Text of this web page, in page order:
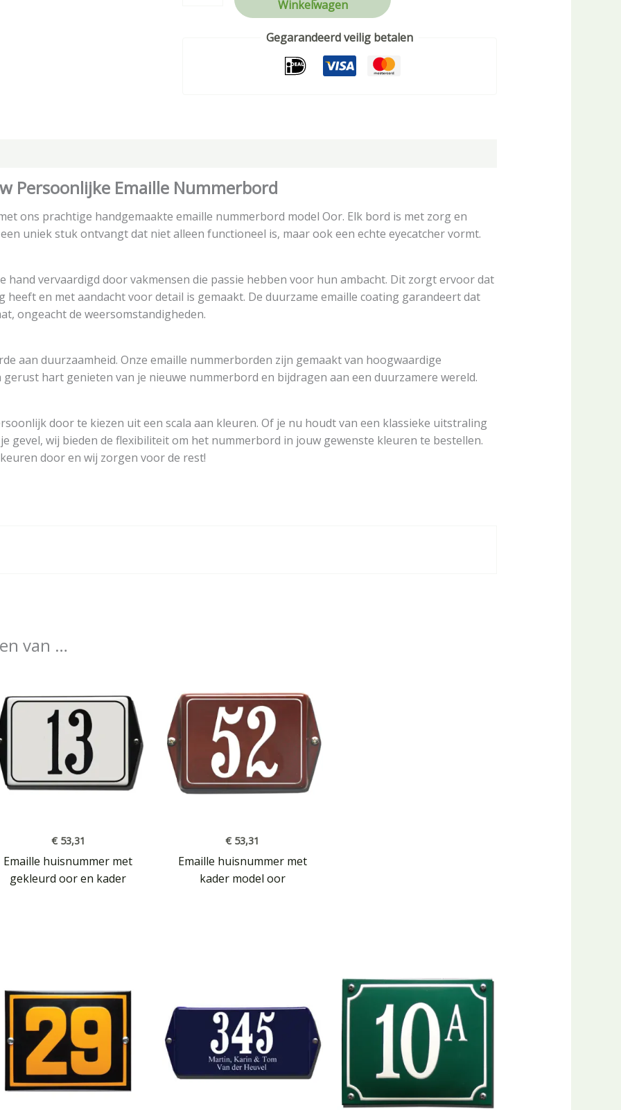
Winkelwagen
Gegarandeerd veilig betalen
Persoonlijke Emaille Nummerbord
ons prachtige handgemaakte emaille nummerbord model Oor. Elk bord is met zorg en
uniek stuk ontvangt dat niet alleen functioneel is, maar ook een echte eyecatcher vormt.
hand vervaardigd door vakmensen die passie hebben voor hun ambacht. Dit zorgt ervoor dat
en met aandacht voor detail is gemaakt. De duurzame emaille coating garandeert dat
ongeacht de weersomstandigheden.
aan duurzaamheid. Onze emaille nummerborden zijn gemaakt van hoogwaardige
hart genieten van je nieuwe nummerbord en bijdragen aan een duurzamere wereld.
door te kiezen uit een scala aan kleuren. Of je nu houdt van een klassieke uitstraling
gevel, wij bieden de flexibiliteit om het nummerbord in jouw gewenste kleuren te bestellen.
door en wij zorgen voor de rest!
van …
€53,31
Emaille huisnummer met
gekleurd oor en kader
€ 53,31
Emaille huisnummer met
kader model oor